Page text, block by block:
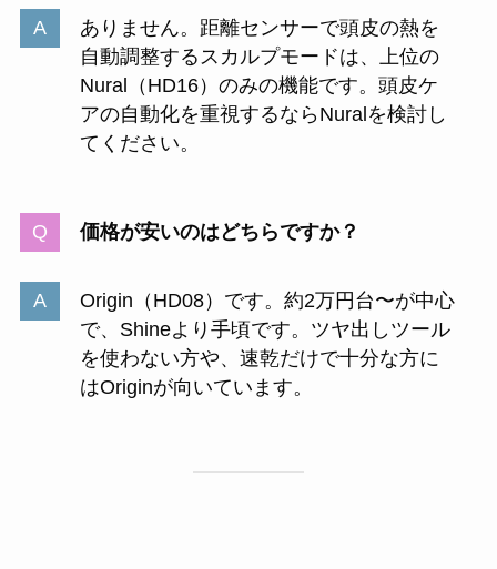
ありません。距離センサーで頭皮の熱を
自動調整するスカルプモードは、上位の
Nural（HD16）のみの機能です。頭皮ケ
アの自動化を重視するならNuralを検討し
てください。
価格が安いのはどちらですか？
Origin（HD08）です。約2万円台〜が中心
で、Shineより手頃です。ツヤ出しツール
を使わない方や、速乾だけで十分な方に
はOriginが向いています。